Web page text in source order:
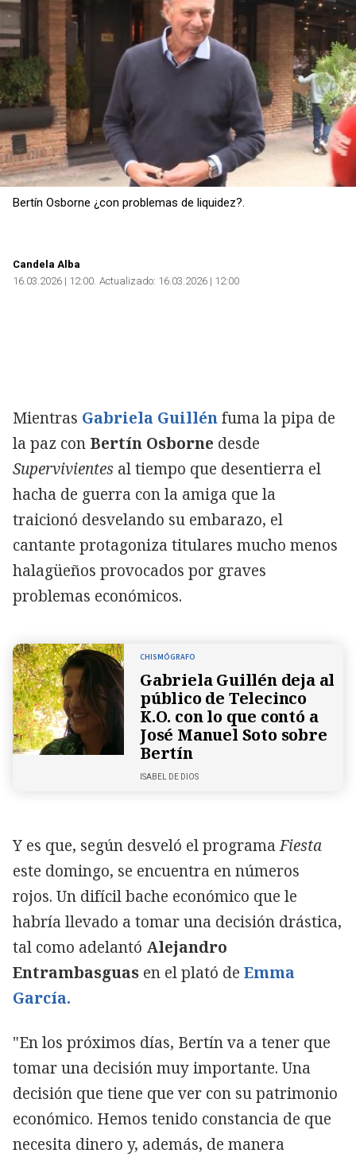
Bertín Osborne ¿con problemas de liquidez?.
Candela Alba
16.03.2026 | 12:00 Actualizado: 16.03.2026 | 12:00
Mientras Gabriela Guillénfuma la pipa de
la paz con Bertín Osborne desde
Supervivientes al tiempo que desentierra el
hacha de guerra con la amiga que la
traicionó desvelando su embarazo, el
cantante protagoniza titulares mucho menos
halagüeños provocados por graves
problemas económicos.
CHISMÓGRAFO
Gabriela Guillén deja al
público de Telecinco
K.O. con lo que contó a
José Manuel Soto sobre
Bertín
ISABEL DE DIOS
Y es que, según desveló el programaFiesta
este domingo, se encuentra en números
rojos. Un difícil bache económico que le
habría llevado a tomar una decisión drástica,
tal como adelantó Alejandro
Entrambasguas en el plató de Emma
García.
"En los próximos días, Bertín va a tener que
tomar una decisión muy importante. Una
decisión que tiene que ver con su patrimonio
económico. Hemos tenido constancia de que
necesita dinero y, además, de manera